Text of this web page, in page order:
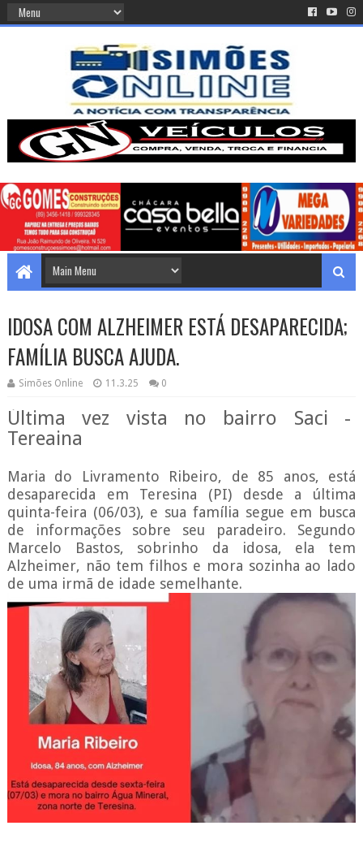
IDOSA COM ALZHEIMER ESTÁ DESAPARECIDA;
FAMÍLIA BUSCA AJUDA.
Simões Online 11.3.25 0
Última vez vista no bairro Saci -
Tereaina
Maria do Livramento Ribeiro, de 85 anos, está
desaparecida em Teresina (PI) desde a última
quinta-feira (06/03), e sua família segue em busca
de informações sobre seu paradeiro. Segundo
Marcelo Bastos, sobrinho da idosa, ela tem
Alzheimer, não tem filhos e mora sozinha ao lado
de uma irmã de idade semelhante.